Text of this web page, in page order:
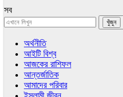
সব
অর্থনীতি
আইটি বিশ্ব
আজকের রাশিফল
আন্তর্জাতিক
আমাদের পরিবার